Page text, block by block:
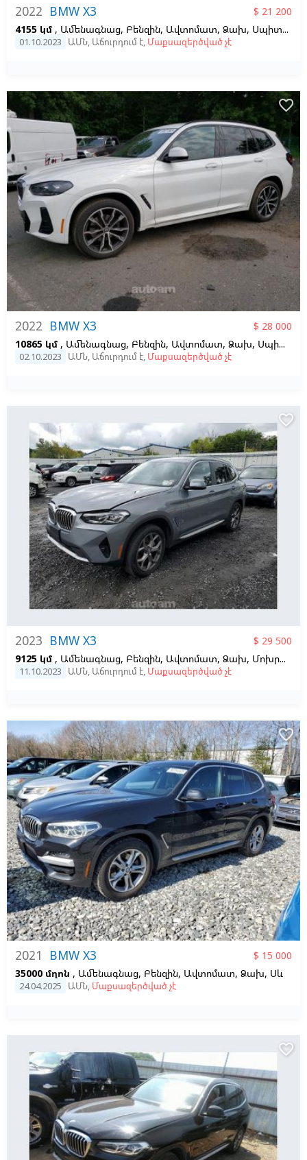
2022 BMW X3
$ 21 200
4155 կմ , Ամենագնաց, Բենզին, Ավտոմատ, Ձախ, Սպիտակ
01.10.2023 ԱՄՆ, Աճուրդում է, Մաքսազերծված չէ
2022 BMW X3
$ 28 000
10865 կմ , Ամենագնաց, Բենզին, Ավտոմատ, Ձախ, Սպիտակ
02.10.2023 ԱՄՆ, Աճուրդում է, Մաքսազերծված չէ
favorite_border
2023 BMW X3
$ 29 500
9125 կմ , Ամենագնաց, Բենզին, Ավտոմատ, Ձախ, Մոխրագույն
11.10.2023 ԱՄՆ, Աճուրդում է, Մաքսազերծված չէ
favorite_border
2021 BMW X3
$ 15 000
35000 մղոն , Ամենագնաց, Բենզին, Ավտոմատ, Ձախ, Սև
24.04.2025 ԱՄՆ, Մաքսազերծված չէ
favorite_border
favorite_border